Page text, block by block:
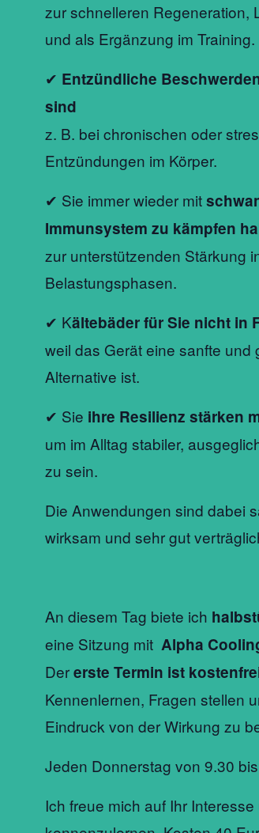
zur schnelleren Regeneration,
und als Ergänzung im Training.
✔ Entzündliche
sind
z. B. bei chronischen oder
Entzündungen im Körper.
✔ Sie immer wieder mit
Immunsystem zu kämpfen
zur unterstützenden Stärkung
Belastungsphasen.
✔ Kältebäder für Sie nicht in
weil das Gerät eine sanfte und
Alternative ist.
✔ Sie ihre Resilienz stärken
um im Alltag stabiler,
zu sein.
Die Anwendungen sind dabei
wirksam und sehr gut
An diesem Tag biete ich
eine Sitzung mit Alpha
Dererste Termin ist
Kennenlernen, Fragen stellen
Eindruck von der Wirkung zu
Jeden Donnerstag von 9.30
Ich freue mich auf Ihr